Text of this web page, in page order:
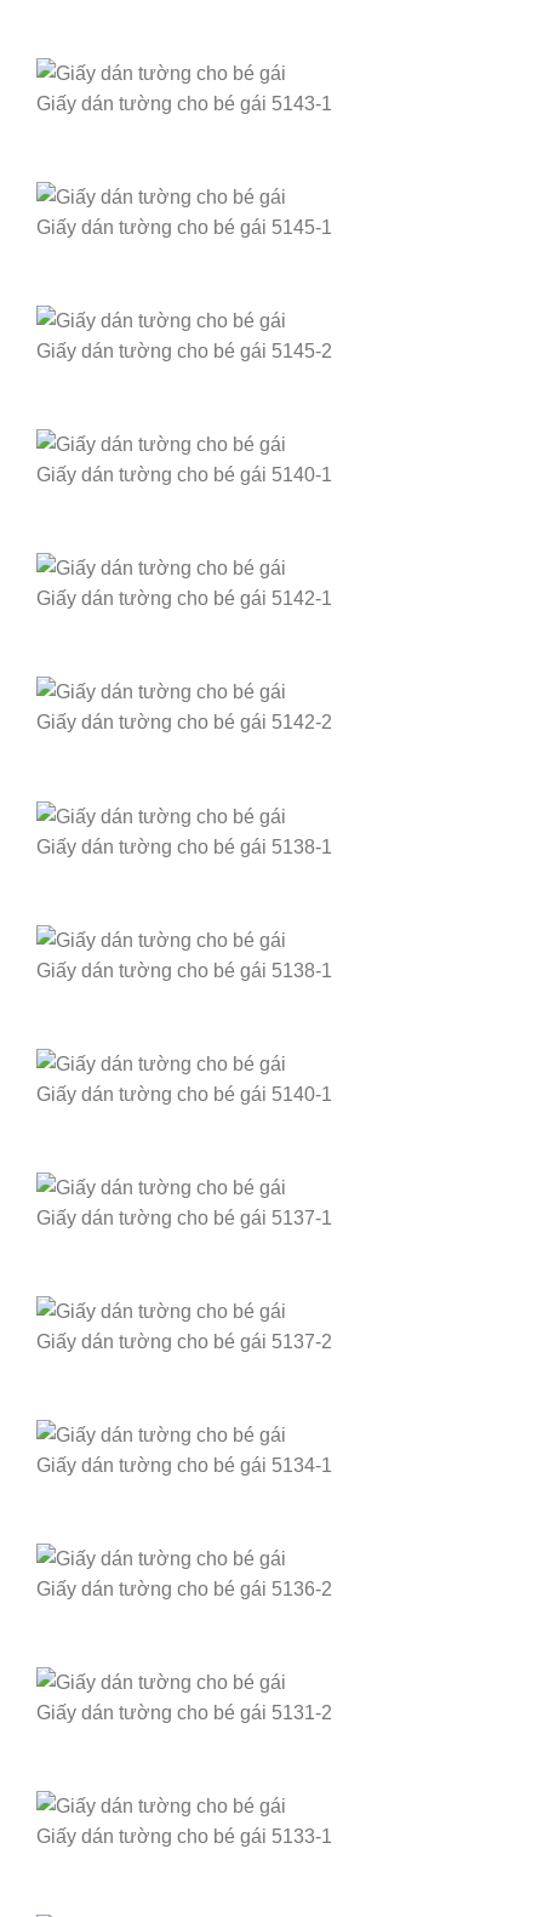
Giấy dán tường cho bé gái 5143-1
Giấy dán tường cho bé gái 5145-1
Giấy dán tường cho bé gái 5145-2
Giấy dán tường cho bé gái 5140-1
Giấy dán tường cho bé gái 5142-1
Giấy dán tường cho bé gái 5142-2
Giấy dán tường cho bé gái 5138-1
Giấy dán tường cho bé gái 5138-1
Giấy dán tường cho bé gái 5140-1
Giấy dán tường cho bé gái 5137-1
Giấy dán tường cho bé gái 5137-2
Giấy dán tường cho bé gái 5134-1
Giấy dán tường cho bé gái 5136-2
Giấy dán tường cho bé gái 5131-2
Giấy dán tường cho bé gái 5133-1